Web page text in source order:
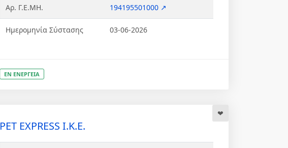
Αρ. Γ.Ε.ΜΗ. 194195501000 ↗
Ημερομηνία Σύστασης 03-06-2026
ΕΝ ΕΝΕΡΓΕΙΑ
PET EXPRESS Ι.Κ.Ε.